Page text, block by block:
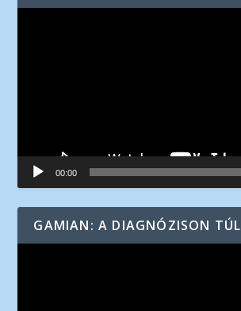
00:00
GAMIAN: A DIAGNÓZISON TÚL